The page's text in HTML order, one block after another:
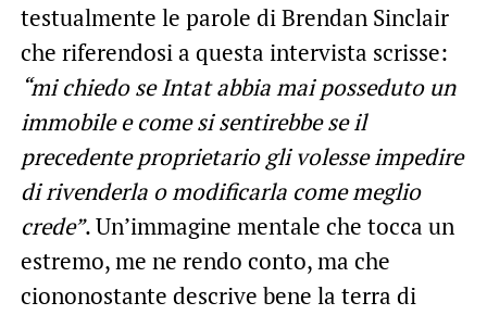
testualmente le parole di Brendan Sinclair
che riferendosi a questa intervista scrisse:
“mi chiedo se Intat abbia mai posseduto un
immobile e come si sentirebbe se il
precedente proprietario gli volesse impedire
di rivenderla o modificarla come meglio
crede”. Un’immagine mentale che tocca un
estremo, me ne rendo conto, ma che
ciononostante descrive bene la terra di